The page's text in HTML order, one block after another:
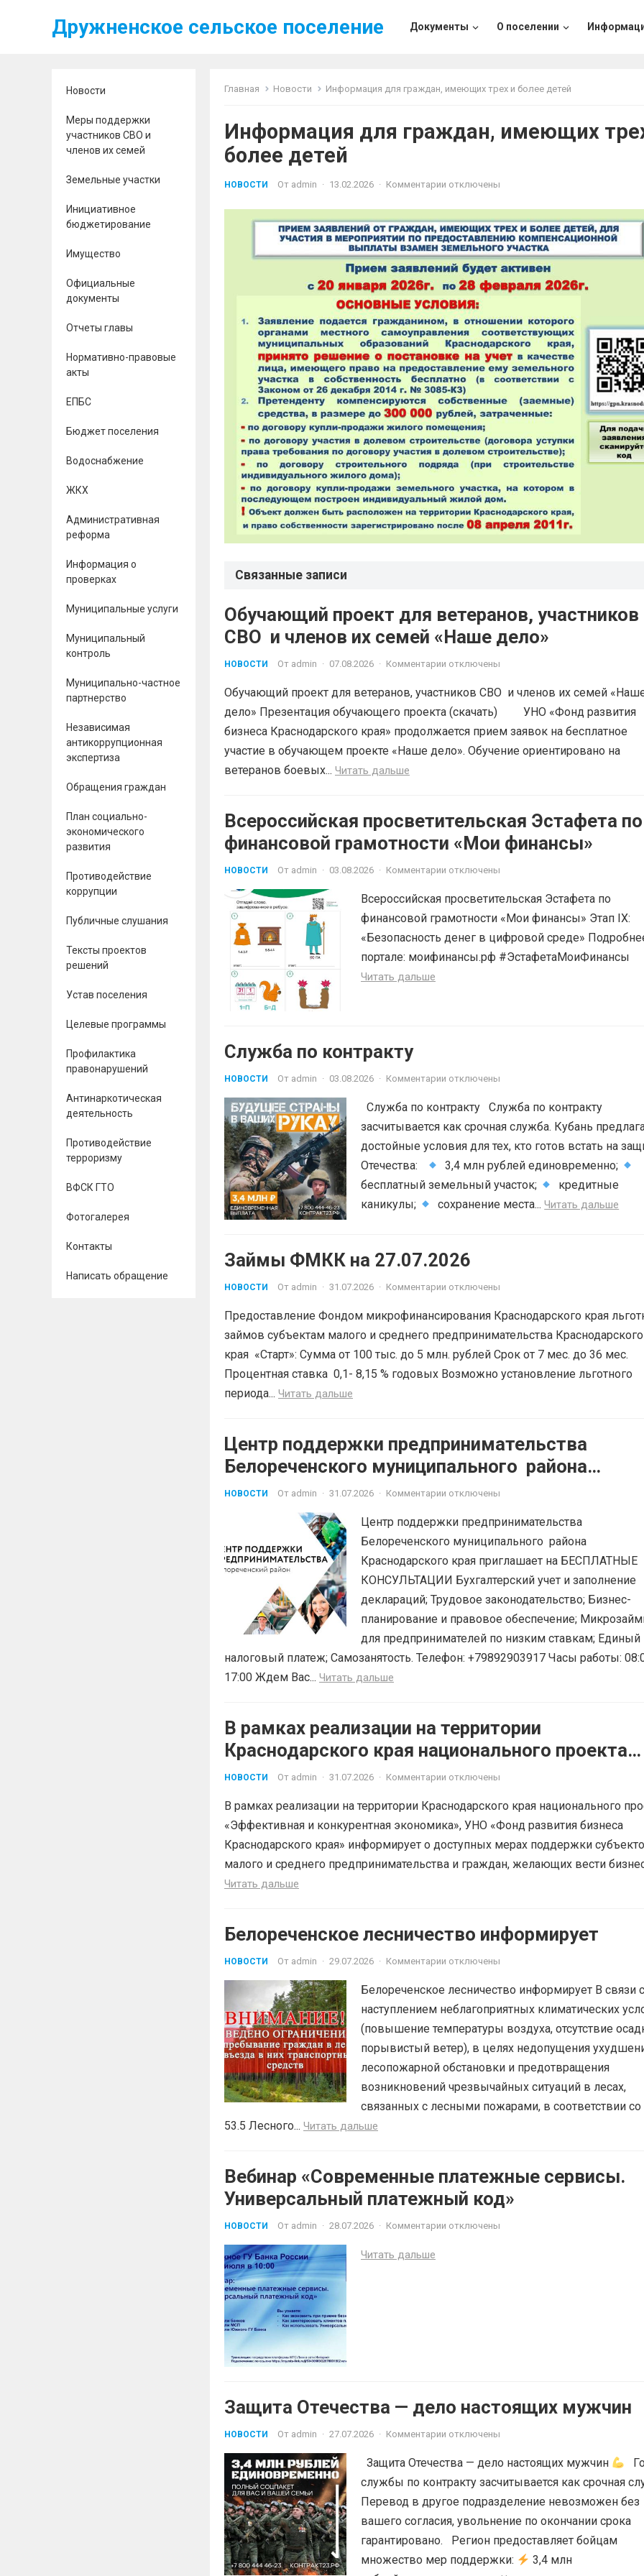
Дружненское сельское поселение Документы О поселении
Новости
Меры поддержки
участников СВО и
членов их семей
Земельные участки
Инициативное
бюджетирование
Имущество
Официальные
документы
Отчеты главы
Нормативно-правовые
акты
ЕПБС
Бюджет поселения
Водоснабжение
ЖКХ
Административная
реформа
Информация о
проверках
Муниципальные услуги
Муниципальный
контроль
Муниципально-частное
партнерство
Независимая
антикоррупционная
экспертиза
Обращения граждан
План социально-
экономического
развития
Противодействие
коррупции
Публичные слушания
Тексты проектов
решений
Устав поселения
Целевые программы
Профилактика
правонарушений
Антинаркотическая
деятельность
Противодействие
терроризму
ВФСК ГТО
Фотогалерея
Контакты
Написать обращение
Главная Новости Информация для граждан, имеющих трех и более детей
Информация для граждан, имеющих
более детей
НОВОСТИ От admin · 13.02.2026 · Комментарии отключены
Связанные записи
Обучающий проект для ветеранов, участников
СВО и членов их семей «Наше дело»
НОВОСТИ От admin · 07.08.2026 · Комментарии отключены
Обучающий проект для ветеранов, участников СВО и членов их семей
дело» Презентация обучающего проекта (скачать) УНО «Фонд развития
бизнеса Краснодарского края» продолжается прием заявок на бесплатное
участие в обучающем проекте «Наше дело». Обучение ориентировано на
ветеранов боевых... Читать дальше
Всероссийская просветительская Эстафета по
финансовой грамотности «Мои финансы»
НОВОСТИ От admin · 03.08.2026 · Комментарии отключены
Всероссийская просветительская Эстафета по
финансовой грамотности «Мои финансы» Этап IX:
«Безопасность денег в цифровой среде»
портале: моифинансы.рф #ЭстафетаМоиФинансы
Читать дальше
Служба по контракту
НОВОСТИ От admin · 03.08.2026 · Комментарии отключены
Служба по контракту Служба по контракту
засчитывается как срочная служба. Кубань
достойные условия для тех, кто готов встать на
Отечества:
3,4 млн рублей единовременно;
бесплатный земельный участок;
кредитные
каникулы;
сохранение места...Читать дальше
Займы ФМКК на 27.07.2026
НОВОСТИ От admin · 31.07.2026 · Комментарии отключены
Предоставление Фондом микрофинансирования Краснодарского края
займов субъектам малого и среднего предпринимательства Краснодарского
края «Старт»: Сумма от 100 тыс. до 5 млн. рублей Срок от 7 мес. до 36 мес.
Процентная ставка 0,1- 8,15 % годовых Возможно установление льготного
периода... Читать дальше
Центр поддержки предпринимательства
Белореченского муниципального района
Краснодарского края приглашает на
БЕСПЛАТНЫЕ КОНСУЛЬТАЦИИ
НОВОСТИ От admin · 31.07.2026 · Комментарии отключены
Центр поддержки предпринимательства
Белореченского муниципального района
Краснодарского края приглашает на БЕСПЛАТНЫЕ
КОНСУЛЬТАЦИИ Бухгалтерский учет и заполнение
деклараций; Трудовое законодательство; Бизнес-
планирование и правовое обеспечение;
для предпринимателей по низким ставкам; Единый
налоговый платеж; Самозанятость. Телефон: +79892903917 Часы работы:
17:00 Ждем Вас... Читать дальше
В рамках реализации на территории
Краснодарского края национального проекта
«Эффективная и конкурентная экономика»
НОВОСТИ От admin · 31.07.2026 · Комментарии отключены
В рамках реализации на территории Краснодарского края национального
«Эффективная и конкурентная экономика», УНО «Фонд развития бизнеса
Краснодарского края» информирует о доступных мерах поддержки
малого и среднего предпринимательства и граждан, желающих вести
Читать дальше
Белореченское лесничество информирует
НОВОСТИ От admin · 29.07.2026 · Комментарии отключены
Белореченское лесничество информирует В связи с
наступлением неблагоприятных климатических
(повышение температуры воздуха, отсутствие
порывистый ветер), в целях недопущения
лесопожарной обстановки и предотвращения
возникновений чрезвычайных ситуаций в лесах,
связанных с лесными пожарами, в соответствии со
53.5 Лесного... Читать дальше
Вебинар «Современные платежные сервисы.
Универсальный платежный код»
НОВОСТИ От admin · 28.07.2026 · Комментарии отключены
Читать дальше
Защита Отечества — дело настоящих мужчин
НОВОСТИ От admin · 27.07.2026 · Комментарии отключены
Защита Отечества — дело настоящих мужчин
службы по контракту засчитывается как срочная
Перевод в другое подразделение невозможен без
вашего согласия, увольнение по окончании срока
гарантировано. Регион предоставляет бойцам
множество мер поддержки:
3,4 млн